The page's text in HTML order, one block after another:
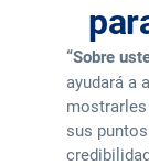
“Sobre
ayudará a
sus